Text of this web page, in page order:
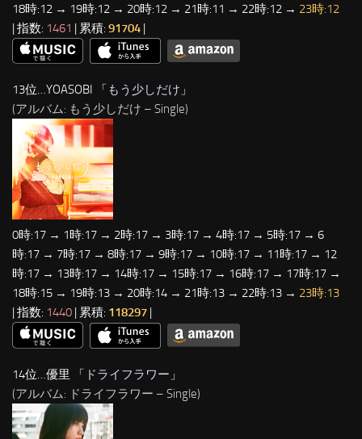
18時:12 → 19時:12 → 20時:12 → 21時:11 → 22時:12 → 23時:12
| 指数: 1461 | 累積: 91704 |
13位…YOASOBI 「 もう少しだけ 」
(アルバム: もう少しだけ – Single)
0時:17 → 1時:17 → 2時:17 → 3時:17 → 4時:17 → 5時:17 → 6
時:17 → 7時:17 → 8時:17 → 9時:17 → 10時:17 → 11時:17 → 12
時:17 → 13時:17 → 14時:17 → 15時:17 → 16時:17 → 17時:17 →
18時:15 → 19時:13 → 20時:14 → 21時:13 → 22時:13 → 23時:13
| 指数: 1440 | 累積: 118297
14位…優里 「 ドライフラワー 」
(アルバム: ドライフラワー – Single)